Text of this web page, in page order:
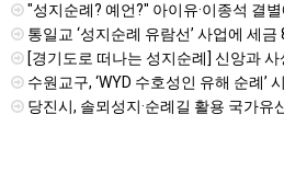
"성지순례? 예언?" 아이유·이종석 결별에 무속인 점사까지..과
통일교 ‘성지순례 유람선’ 사업에 세금
[경기도로 떠나는 성지순례] 신앙과 사상 겹쳐 쌓은 궤적
수원교구, ‘WYD 수호성인 유해 순례’
당진시, 솔뫼성지·순례길 활용 국가유산사